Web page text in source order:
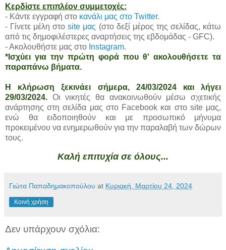
Κερδίστε επιπλέον συμμετοχές:
- Κάντε εγγραφή στο κανάλι μας στο Twitter.
- Γίνετε μέλη στοsite μας (στο δεξί μέρος της σελίδας, κάτω
από τις δημοφιλέστερες αναρτήσεις της εβδομάδας - GFC).
- Ακολουθήστε μας στο Instagram.
*Ισχύει για την πρώτη φορά που θ' ακολουθήσετε τα
παραπάνω βήματα.
Η κλήρωση ξεκινάει σήμερα, 24/03/2024 και λήγει
29/03/2024. Οι νικητές θα ανακοινωθούν μέσω σχετικής
ανάρτησης στη σελίδα μας στο Facebook και στο site μας,
ενώ θα ειδοποιηθούν και με προσωπικό μήνυμα
προκειμένου να ενημερωθούν για την παραλαβή των δώρων
τους.
Καλή επιτυχία σε όλους...
Γιώτα Παπαδημακοπούλου at Κυριακή, Μαρτίου 24, 2024
Κοινή χρήση
Δεν υπάρχουν σχόλια: